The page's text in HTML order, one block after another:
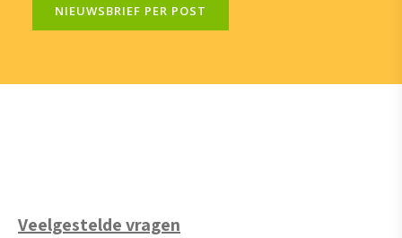
NIEUWSBRIEF PER POST
Veelgestelde vragen